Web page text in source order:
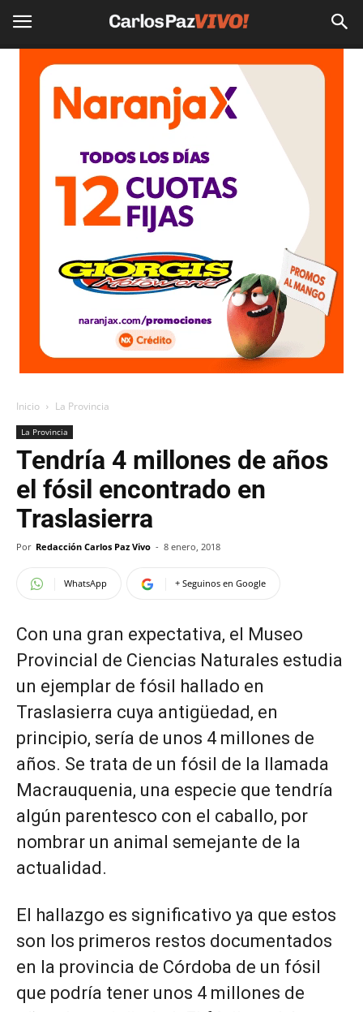
Inicio La Provincia
La Provincia
Tendría 4 millones de años
el fósil encontrado en
Traslasierra
Por Redacción Carlos Paz Vivo - 8 enero, 2018
WhatsApp + Seguinos en Google
Con una gran expectativa, el Museo
Provincial de Ciencias Naturales estudia
un ejemplar de fósil hallado en
Traslasierra cuya antigüedad, en
principio, sería de unos 4 millones de
años. Se trata de un fósil de la llamada
Macrauquenia, una especie que tendría
algún parentesco con el caballo, por
nombrar un animal semejante de la
actualidad.
El hallazgo es significativo ya que estos
son los primeros restos documentados
en la provincia de Córdoba de un fósil
que podría tener unos 4 millones de